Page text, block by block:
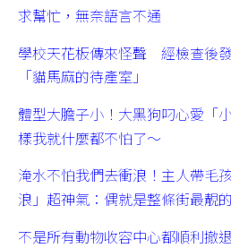
求幫忙，無奈語言不通
學校天花板傳來怪聲 經檢查後
「貓馬麻的待產室」
體型大膽子小！大黑狗叼心愛「
樣我就什麼都不怕了～
淹水不怕我們去衝浪！主人帶毛
浪」超神氣：偶就是整條街最靚
不是所有動物收容中心都順利撤